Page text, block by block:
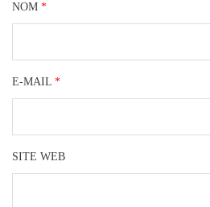
NOM *
E-MAIL *
SITE WEB